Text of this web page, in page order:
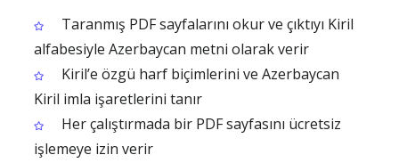
Taranmış PDF sayfalarını okur ve çıktıyı Kiril
alfabesiyle Azerbaycan metni olarak verir
Kiril’e özgü harf biçimlerini ve Azerbaycan
Kiril imla işaretlerini tanır
Her çalıştırmada bir PDF sayfasını ücretsiz
işlemeye izin verir